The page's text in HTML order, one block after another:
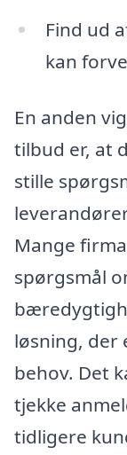
Find ud
kan
En anden
tilbud er, at
stille
Mange
spørgsmål
løsning, der
behov. Det
tjekke
tidligere